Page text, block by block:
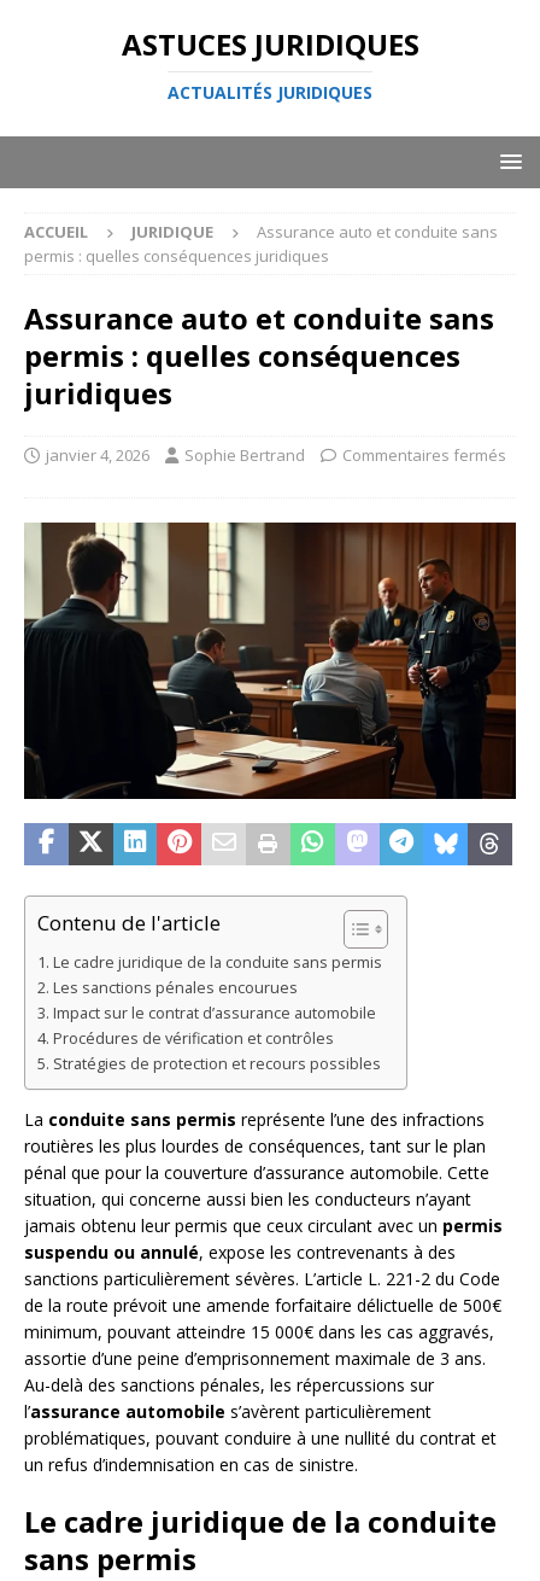
ASTUCES JURIDIQUES
ACTUALITÉS JURIDIQUES
ACCUEIL JURIDIQUE
Assurance auto et conduite sans
permis : quelles conséquences juridiques
Assurance auto et conduite sans
permis : quelles conséquences
juridiques
janvier 4, 2026 Sophie Bertrand Commentaires fermés
Contenu de l'article
Le cadre juridique de la conduite sans permis
Les sanctions pénales encourues
Impact sur le contrat d’assurance automobile
Procédures de vérification et contrôles
Stratégies de protection et recours possibles
La conduite sans permis représente l’une des infractions
routières les plus lourdes de conséquences, tant sur le plan
pénal que pour la couverture d’assurance automobile. Cette
situation, qui concerne aussi bien les conducteurs n’ayant
jamais obtenu leur permis que ceux circulant avec un permis
suspendu ou annulé, expose les contrevenants à des
sanctions particulièrement sévères. L’article L. 221-2 du Code
de la route prévoit une amende forfaitaire délictuelle de 500€
minimum, pouvant atteindre 15 000€ dans les cas aggravés,
assortie d’une peine d’emprisonnement maximale de 3 ans.
Au-delà des sanctions pénales, les répercussions sur
l’assurance automobile s’avèrent particulièrement
problématiques, pouvant conduire à une nullité du contrat et
un refus d’indemnisation en cas de sinistre.
Le cadre juridique de la conduite
sans permis